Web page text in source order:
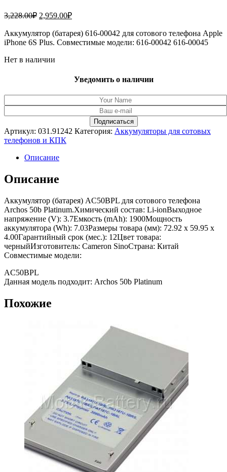
3,228.00₽ Первоначальная
составляла
3,228.00₽.
2,959.00₽Текущая
2,959.00₽.
Аккумулятор (батарея) 616-00042 для сотового телефона Apple
iPhone 6S Plus. Совместимые модели: 616-00042 616-00045
Нет в наличии
Уведомить о наличии
Артикул: 031.91242 Категория: Аккумуляторы для сотовых
телефонов и КПК
Описание
Описание
Аккумулятор (батарея) AC50BPL для сотового телефона
Archos 50b Platinum.Химический состав: Li-ionВыходное
напряжение (V): 3.7Емкость (mAh): 1900Мощность
аккумулятора (Wh): 7.03Размеры товара (мм): 72.92 x 59.95 x
4.00Гарантийный срок (мес.): 12Цвет товара:
черныйИзготовитель: Cameron SinoСтрана: Китай
Совместимые модели:
AC50BPL
Данная модель подходит: Archos 50b Platinum
Похожие